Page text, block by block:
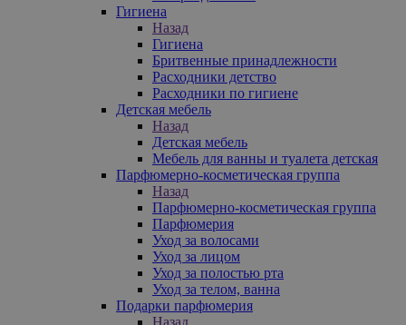
Гигиена
Назад
Гигиена
Бритвенные принадлежности
Расходники детство
Расходники по гигиене
Детская мебель
Назад
Детская мебель
Мебель для ванны и туалета детская
Парфюмерно-косметическая группа
Назад
Парфюмерно-косметическая группа
Парфюмерия
Уход за волосами
Уход за лицом
Уход за полостью рта
Уход за телом, ванна
Подарки парфюмерия
Назад